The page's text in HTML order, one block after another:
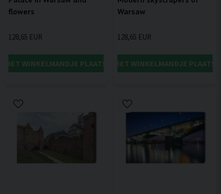
flowers
128,65 EUR
HET WINKELMANDJE PLAATSEN
Warsaw
128,65 EUR
IN HET WINKELMANDJE